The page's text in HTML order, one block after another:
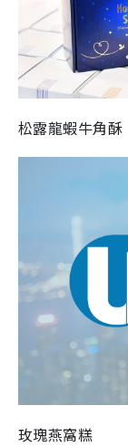
松露龍蝦牛角酥
玫瑰燕窩糕